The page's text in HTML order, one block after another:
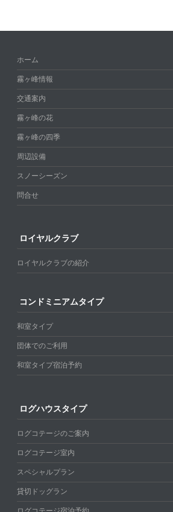
ホーム
霧ヶ峰情報
交通案内
霧ヶ峰の花
霧ヶ峰の四季
周辺設備
スノーシーズン
問合せ
ロイヤルクラブ
ロイヤルクラブの紹介
コンドミニアムタイプ
和室タイプ
団体でのご利用
和室タイプ宿泊予約
ログハウスタイプ
ログコテージのご案内
ログコテージ室内
スペシャルプラン
貸切ドッグラン